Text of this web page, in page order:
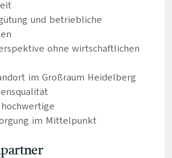
und betriebliche
ohne wirtschaftlichen
im Großraum Heidelberg
im Mittelpunkt